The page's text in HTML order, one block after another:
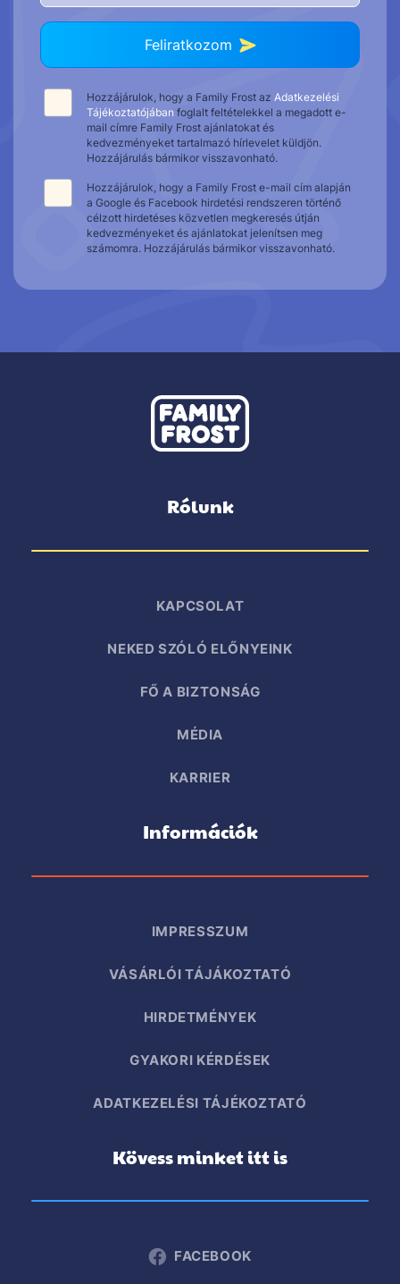
Feliratkozom
Hozzájárulok, hogy a Family Frost az Adatkezelési
Tájékoztatójában foglalt feltételekkel a megadott e-
mail címre Family Frost ajánlatokat és
kedvezményeket tartalmazó hírlevelet küldjön.
Hozzájárulás bármikor visszavonható.
Hozzájárulok, hogy a Family Frost e-mail cím alapján
a Google és Facebook hirdetési rendszeren történő
célzott hirdetéses közvetlen megkeresés útján
kedvezményeket és ajánlatokat jelenítsen meg
számomra. Hozzájárulás bármikor visszavonható.
Rólunk
KAPCSOLAT
NEKED SZÓLÓ ELŐNYEINK
FŐ A BIZTONSÁG
MÉDIA
KARRIER
Információk
IMPRESSZUM
VÁSÁRLÓI TÁJÁKOZTATÓ
HIRDETMÉNYEK
GYAKORI KÉRDÉSEK
ADATKEZELÉSI TÁJÉKOZTATÓ
Kövess minket itt is
FACEBOOK